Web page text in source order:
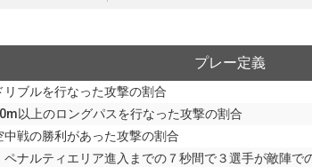
プレー定義
ブルを行なった攻撃の割合
以上のロングパスを行なった攻撃の割合
戦の勝利があった攻撃の割合
ナルティエリア進入までの７秒間で３選手が敵陣で